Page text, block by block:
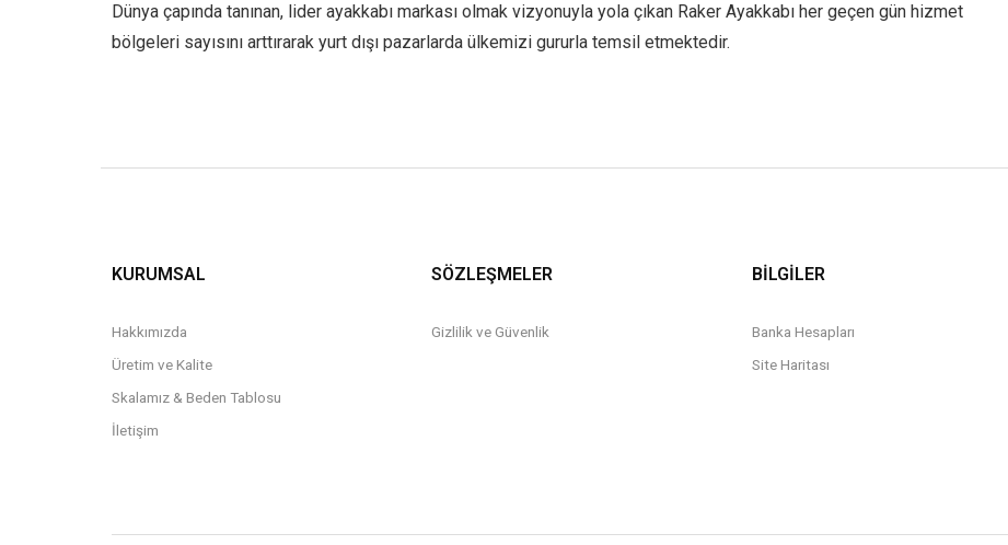
Dünya çapında tanınan, lider ayakkabı markası olmak vizyonuyla yola çıkan Raker Ayakkabı her geçen gün hizmet
bölgeleri sayısını arttırarak yurt dışı pazarlarda ülkemizi gururla temsil etmektedir.
KURUMSAL
Hakkımızda
Üretim ve Kalite
Skalamız & Beden Tablosu
İletişim
SÖZLEŞMELER
Gizlilik ve Güvenlik
BİLGİLER
Banka Hesapları
Site Haritası